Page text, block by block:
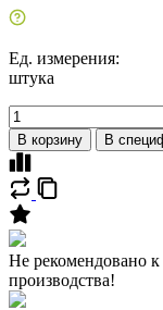
Ед. измерения:
штука
В корзину В
Не рекомендовано
производства!